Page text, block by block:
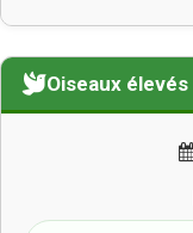
Oiseaux élevés